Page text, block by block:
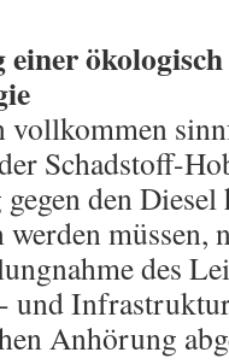
vollkommen
Schadstoff-
den
werden müssen,
des
und
Anhörung